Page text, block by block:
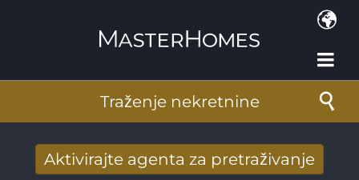
Traženje nekretnine
Aktivirajte agenta za pretraživanje